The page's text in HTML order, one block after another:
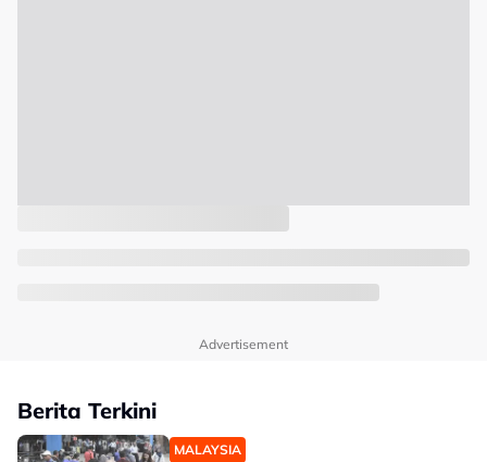
Advertisement
Berita Terkini
MALAYSIA